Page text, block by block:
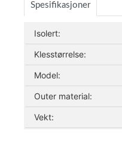
Spesifikasjoner
Isolert:
Klesstørrelse:
Model:
Outer material:
Vekt: